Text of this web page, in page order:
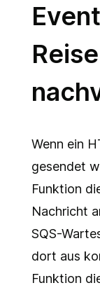
Wenn ein
gesendet
Funktion
Nachricht
SQS-
dort aus
Funktion